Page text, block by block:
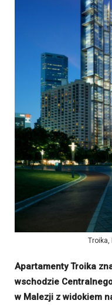
Troika,
Apartamenty Troika
wschodzie
w Malezji z widokiem